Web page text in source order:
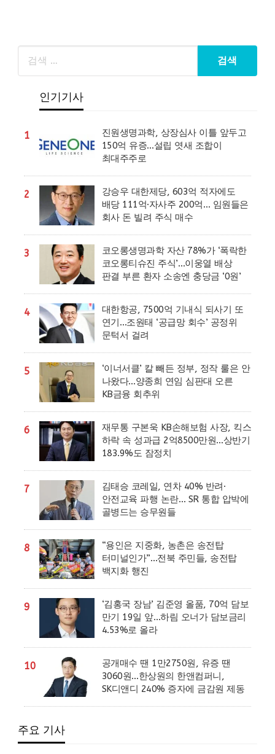
인기기사
1
진원생명과학, 상장심사 이틀 앞두고
150억 유증…설립 엿새 조합이
최대주주로
2
강승우 대한제당, 603억 적자에도
배당 111억·자사주 200억… 임원들은
회사 돈 빌려 주식 매수
3
코오롱생명과학 자산 78%가 ‘폭락한
코오롱티슈진 주식’…이웅열 배상
판결 부른 환자 소송엔 충당금 ‘0원’
4
대한항공, 7500억 기내식 되사기 또
연기…조원태 ‘공급망 회수’ 공정위
문턱서 걸려
5
‘이너서클’ 칼 빼든 정부, 정작 룰은 안
나왔다…양종희 연임 심판대 오른
KB금융 회추위
6
재무통 구본욱 KB손해보험 사장, 킥스
하락 속 성과급 2억8500만원…상반기
183.9%도 잠정치
7
김태승 코레일, 연차 40% 반려·
안전교육 파행 논란… SR 통합 압박에
골병드는 승무원들
8
“용인은 지중화, 농촌은 송전탑
터미널인가”…전북 주민들, 송전탑
백지화 행진
9
‘김홍국 장남’ 김준영 올품, 70억 담보
만기 19일 앞…하림 오너가 담보금리
4.53%로 올라
10
공개매수 땐 1만2750원, 유증 땐
3060원…한상원의 한앤컴퍼니,
SK디앤디 240% 증자에 금감원 제동
주요 기사